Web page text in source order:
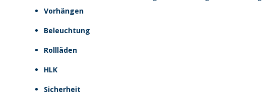
Vorhängen
Beleuchtung
Rollläden
HLK
Sicherheit